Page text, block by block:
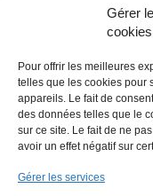
Gérer
cookies
Pour offrir les meilleures
telles que les cookies pour
appareils. Le fait de
des données telles que le
sur ce site. Le fait de ne
avoir un effet négatif sur
Gérer les services